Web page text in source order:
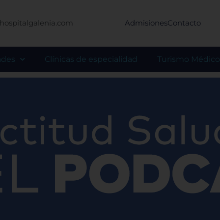
AdmisionesContacto
Clínicas de especialidad Turismo Médico